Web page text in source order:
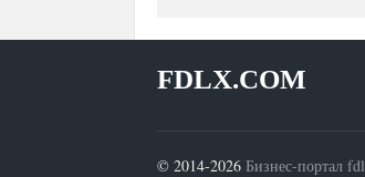
FDLX.COM
© 2014-2026 Бизнес-портал